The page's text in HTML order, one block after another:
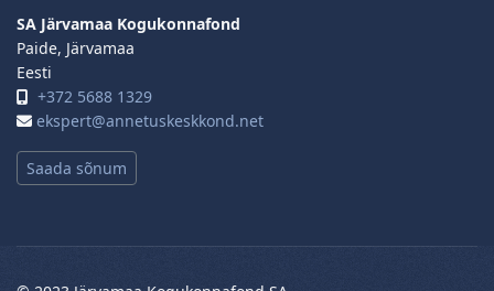
SA Järvamaa Kogukonnafond
Paide, Järvamaa
Eesti
+372 5688 1329
ekspert@annetuskeskkond.net
Saada sõnum